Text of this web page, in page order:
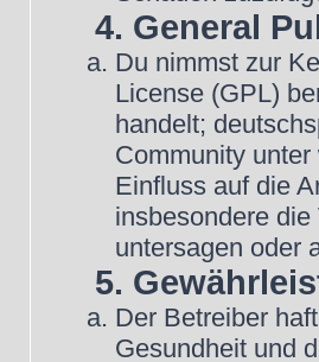
4. General
Du nimmst zur
License (GPL)
handelt;
Community
Einfluss auf die
insbesondere
untersagen oder
5.
Der Betreiber
Gesundheit und